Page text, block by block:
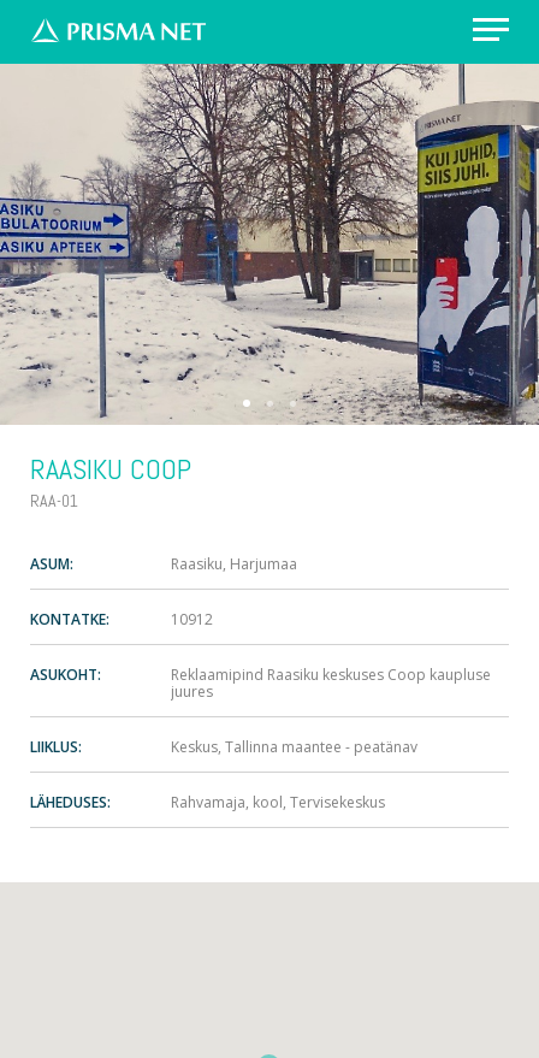
Erilahendus: värvikirevad prügikastid
Välireklaam Valimisteks
Vaata asukohti
Küsi pakkumist
RAASIKU COOP
RAA-01
ASUM: Raasiku, Harjumaa
KONTATKE: 10912
ASUKOHT:
Reklaamipind Raasiku keskuses Coop kaupluse
juures
LIIKLUS: Keskus, Tallinna maantee - peatänav
LÄHEDUSES: Rahvamaja, kool, Tervisekeskus